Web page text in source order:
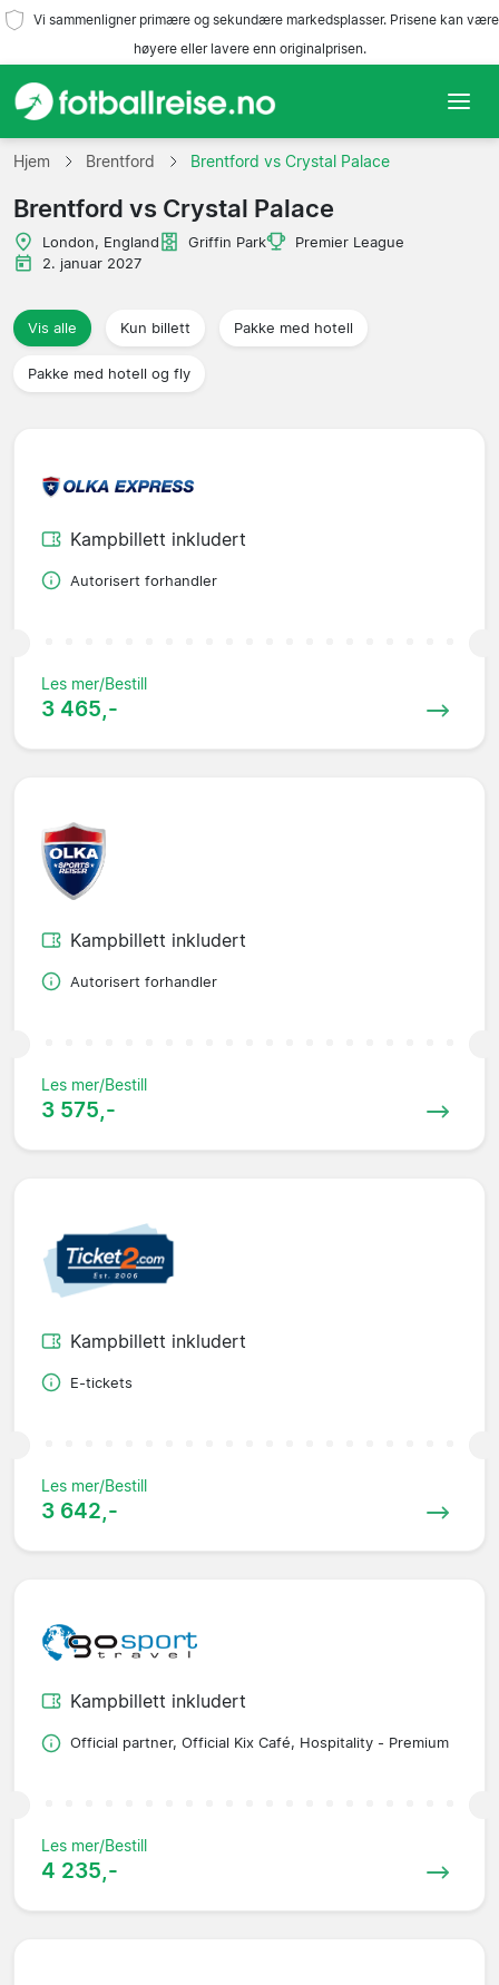
Vi sammenligner primære og sekundære markedsplasser. Prisene kan være
høyere eller lavere enn originalprisen.
Hjem
Lag
Ligaer
Reisebyråer
Hjem Brentford Brentford vs Crystal Palace
Brentford vs Crystal Palace
London, England Griffin Park
Premier League
2. januar 2027
Vis alle Kun billett Pakke med hotell
Pakke med hotell og fly
Kampbillett inkludert
Autorisert forhandler
Les mer/Bestill
3 465,-
Kampbillett inkludert
Autorisert forhandler
Les mer/Bestill
3 575,-
Kampbillett inkludert
E-tickets
Les mer/Bestill
3 642,-
Kampbillett inkludert
Official partner, Official Kix Café, Hospitality - Premium
Les mer/Bestill
4 235,-